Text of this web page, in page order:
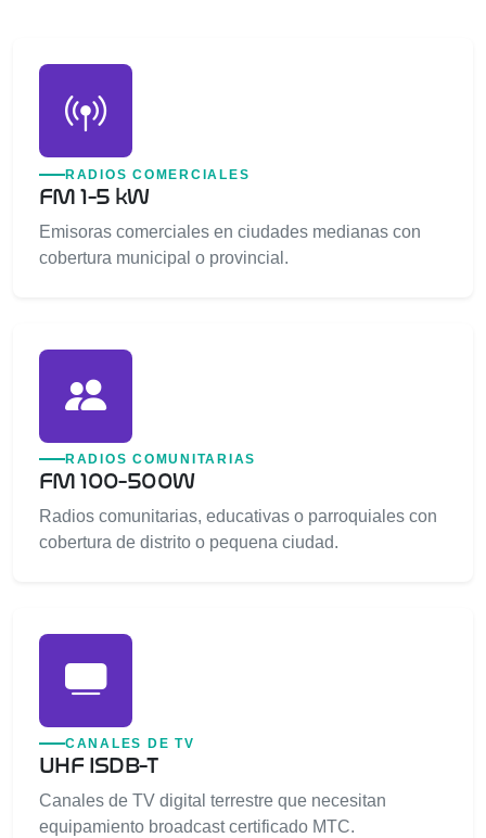
RADIOS COMERCIALES
FM 1-5 kW
Emisoras comerciales en ciudades medianas con
cobertura municipal o provincial.
RADIOS COMUNITARIAS
FM 100-500W
Radios comunitarias, educativas o parroquiales con
cobertura de distrito o pequena ciudad.
CANALES DE TV
UHF ISDB-T
Canales de TV digital terrestre que necesitan
equipamiento broadcast certificado MTC.